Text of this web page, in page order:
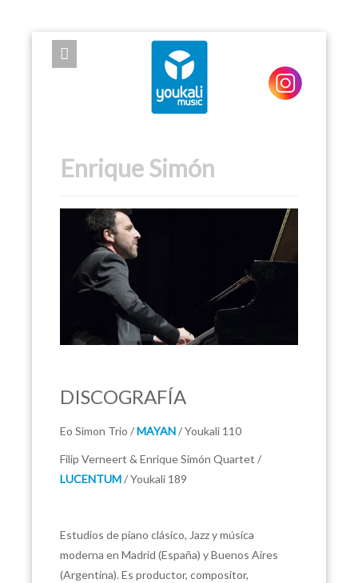
EXPOSE FRAMEWORK FOR JOOMLA 2.5 AND 3.0+
Enrique Simón
DISCOGRAFÍA
Eo Simon Trio /MAYAN/ Youkali 110
Filip Verneert & Enrique Simón Quartet /
LUCENTUM/ Youkali 189
Estudios de piano clásico, Jazz y música
moderna en Madrid (España) y Buenos Aires
(Argentina). Es productor, compositor,